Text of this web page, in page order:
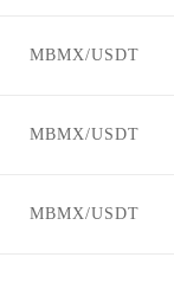
MBMX/USDT
MBMX/USDT
MBMX/USDT